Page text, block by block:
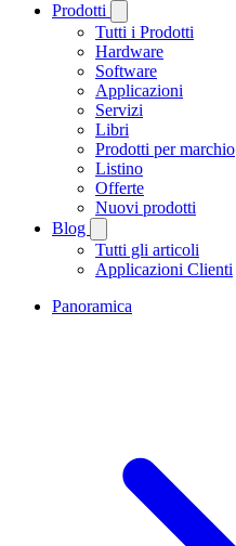
Prodotti
Tutti i Prodotti
Hardware
Software
Applicazioni
Servizi
Libri
Prodotti per marchio
Listino
Offerte
Nuovi prodotti
Blog
Tutti gli articoli
Applicazioni Clienti
Panoramica